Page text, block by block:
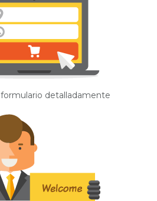
detalladamente